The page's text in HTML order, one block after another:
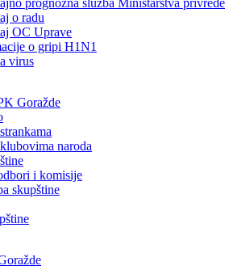
i izvještaji
Vlade
prognozna služba Ministarstva privrede
o radu
OC Uprave
o gripi H1N1
virus
Goražde
naroda
i komisije
skupštine